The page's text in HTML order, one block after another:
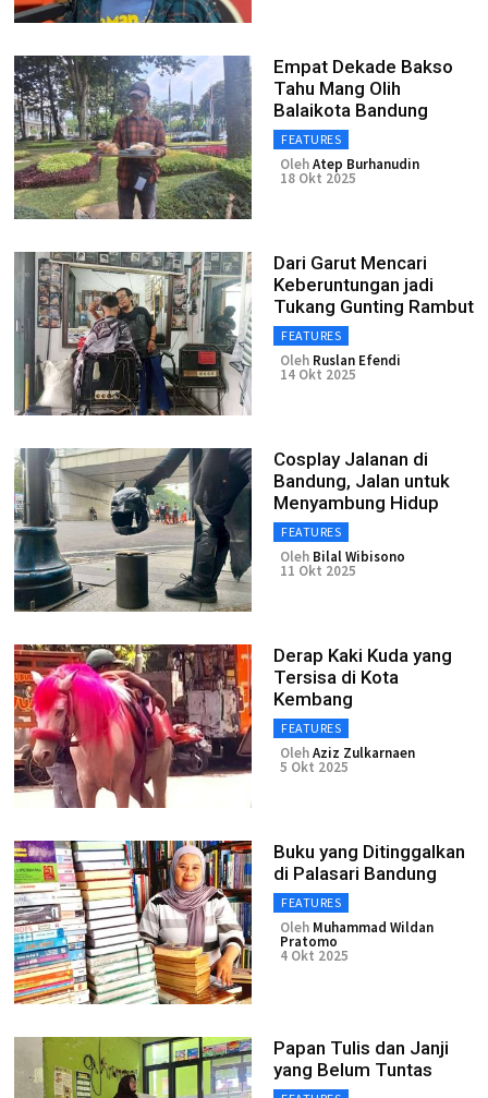
Empat Dekade Bakso
Tahu Mang Olih
Balaikota Bandung
FEATURES
OlehAtep Burhanudin
18 Okt 2025
Dari Garut Mencari
Keberuntungan jadi
Tukang Gunting Rambut
FEATURES
Oleh Ruslan Efendi
14 Okt 2025
Cosplay Jalanan di
Bandung, Jalan untuk
Menyambung Hidup
FEATURES
Oleh Bilal Wibisono
11 Okt 2025
Derap Kaki Kuda yang
Tersisa di Kota
Kembang
FEATURES
OlehAziz Zulkarnaen
5 Okt 2025
Buku yang Ditinggalkan
di Palasari Bandung
FEATURES
Oleh Muhammad Wildan
Pratomo
4 Okt 2025
Papan Tulis dan Janji
yang Belum Tuntas